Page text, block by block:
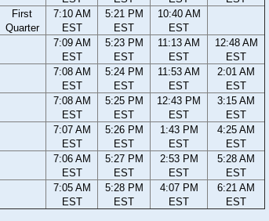
First
Quarter
7:10 AM
EST
5:21 PM
EST
10:40 AM
EST
7:09 AM
EST
5:23 PM
EST
11:13 AM
EST
12:48 AM
EST
7:08 AM
EST
5:24 PM
EST
11:53 AM
EST
2:01 AM
EST
7:08 AM
EST
5:25 PM
EST
12:43 PM
EST
3:15 AM
EST
7:07 AM
EST
5:26 PM
EST
1:43 PM
EST
4:25 AM
EST
7:06 AM
EST
5:27 PM
EST
2:53 PM
EST
5:28 AM
EST
7:05 AM
EST
5:28 PM
EST
4:07 PM
EST
6:21 AM
EST